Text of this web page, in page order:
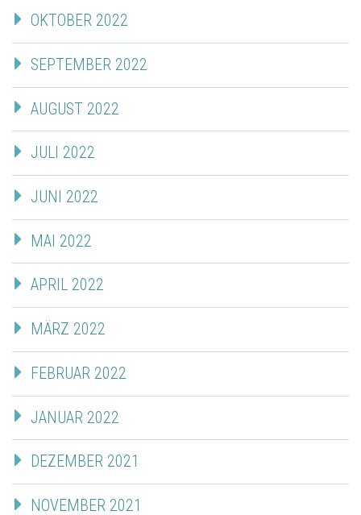
OKTOBER 2022
SEPTEMBER 2022
AUGUST 2022
JULI 2022
JUNI 2022
MAI 2022
APRIL 2022
MÄRZ 2022
FEBRUAR 2022
JANUAR 2022
DEZEMBER 2021
NOVEMBER 2021